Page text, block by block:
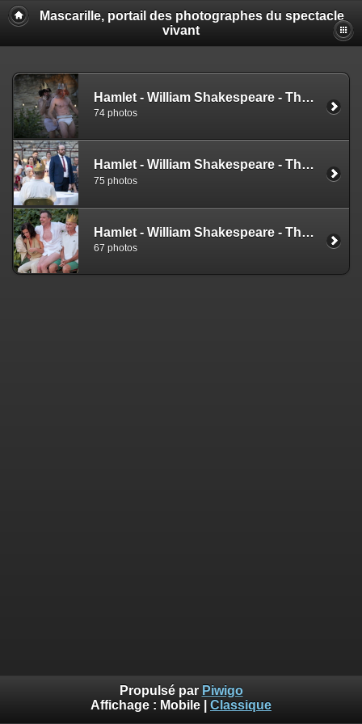
Mascarille, portail des photographes du spectacle
vivant
Hamlet - William Shakespeare - Thibault Perrenoud (NS)
74 photos
Hamlet - William Shakespeare - Thibault Perrenoud (SG)
75 photos
Hamlet - William Shakespeare - Thibault Perrenoud (EZ)
67 photos
Propulsé par Piwigo
Affichage : Mobile Classique